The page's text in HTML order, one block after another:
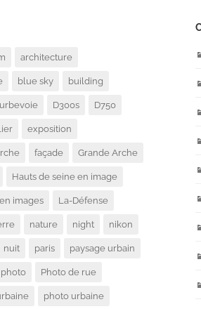
architecture
blue sky building
D300s D750
exposition
façade Grande Arche
Hauts de seine en image
images La-Défense
nature night nikon
nuit paris paysage urbain
photo Photo de rue
photo urbaine